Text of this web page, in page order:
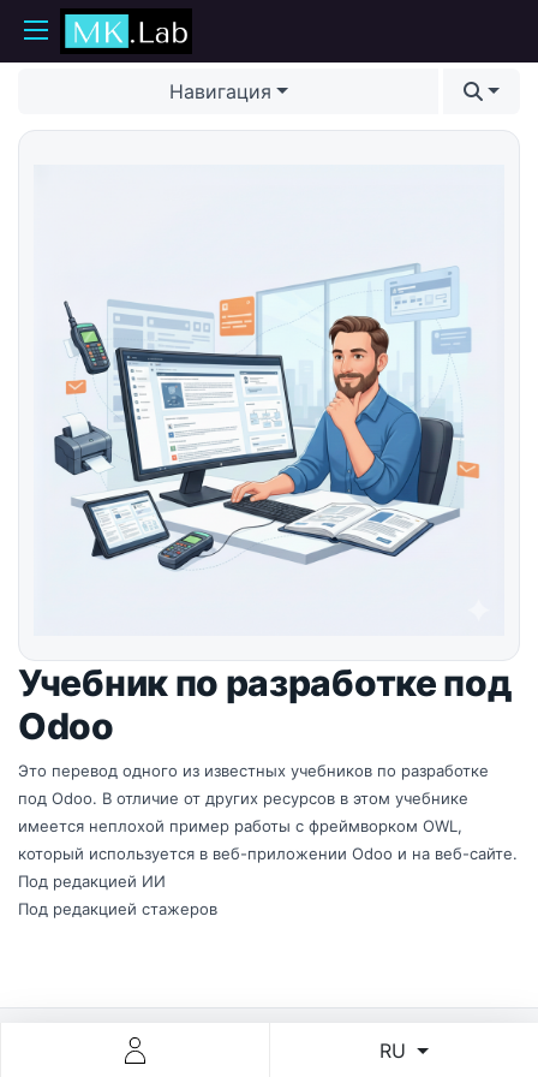
RU
Навигация
Учебник по разработке под
Odoo
Это перевод одного из известных учебников по разработке
под Odoo. В отличие от других ресурсов в этом учебнике
имеется неплохой пример работы с фреймворком OWL,
который используется в веб-приложении Odoo и на веб-сайте.
Под редакцией ИИ
Под редакцией стажеров